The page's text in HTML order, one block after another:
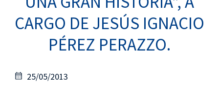
CARGO DE JESÚS IGNACIO
PÉREZ PERAZZO.
25/05/2013